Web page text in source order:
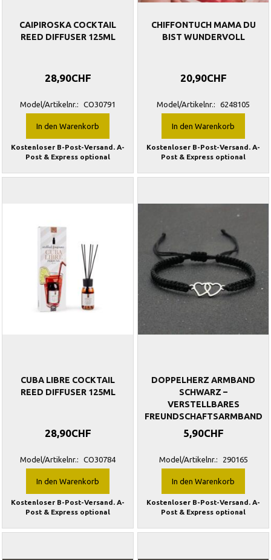
CAIPIROSKA COCKTAIL
REED DIFFUSER 125ML
28,90CHF
Model/Artikelnr.: CO30791
In den Warenkorb
Kostenloser B-Post-Versand. A-
Post & Express optional
CHIFFONTUCH MAMA DU
BIST WUNDERVOLL
20,90CHF
Model/Artikelnr.: 6248105
In den Warenkorb
Kostenloser B-Post-Versand. A-
Post & Express optional
CUBA LIBRE COCKTAIL
REED DIFFUSER 125ML
28,90CHF
Model/Artikelnr.: CO30784
In den Warenkorb
Kostenloser B-Post-Versand. A-
Post & Express optional
DOPPELHERZ ARMBAND
SCHWARZ –
VERSTELLBARES
FREUNDSCHAFTSARMBAND
5,90CHF
Model/Artikelnr.: 290165
In den Warenkorb
Kostenloser B-Post-Versand. A-
Post & Express optional